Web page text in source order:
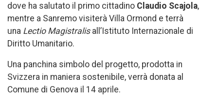
dove ha salutato il primo cittadino Claudio Scajola,
mentre a Sanremo visiterà Villa Ormond e terrà
una Lectio Magistralisall’Istituto Internazionale di
Diritto Umanitario.
Una panchina simbolo del progetto, prodotta in
Svizzera in maniera sostenibile, verrà donata al
Comune di Genova il 14 aprile.